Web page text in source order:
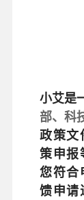
小艾是
部、科
政策文
策申报
您符合
馈申请